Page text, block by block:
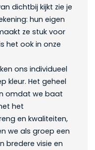
dichtbij kijkt zie je
hun eigen
ze stuk voor
het ook in onze
ons individueel
kleur. Het geheel
omdat we baat
het
en kwaliteiten,
we als groep een
bredere visie en